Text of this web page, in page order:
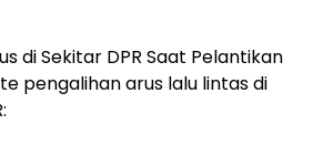
di Sekitar DPR Saat Pelantikan
pengalihan arus lalu lintas di